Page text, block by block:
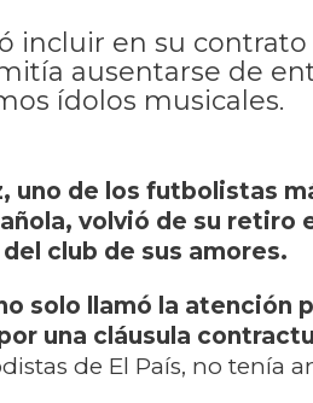
incluir en su
ausentarse de
ídolos musicales.
uno de los futbolistas
volvió de su retiro
club de sus amores.
solo llamó la atención
una cláusula
de El País, no tenía